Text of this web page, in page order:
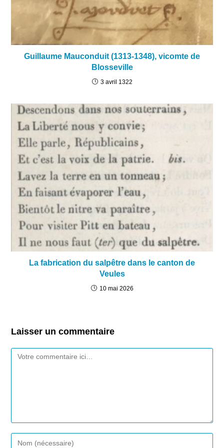
Guillaume Mauconduit (1313-1348), vicomte de
Blosseville
3 avril 1322
La fabrication du salpêtre dans le canton de
Veules
10 mai 2026
Laisser un commentaire
Comment